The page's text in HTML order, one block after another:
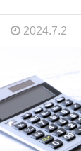
2024.7.2